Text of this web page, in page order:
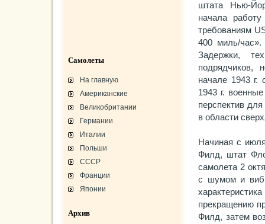
штата Нью-
начала
требованиям
400 миль/
Задержки,
подрядчиков,
начале 1943 г.
1943 г.
перспектив
в области
Начиная с
Филд, штат
самолета 2
с шумом и
прекращению
Филд, затем
Самолеты
На главную
Американские
Великобритании
Германии
Италии
Польши
СССР
Франции
Японии
Архив